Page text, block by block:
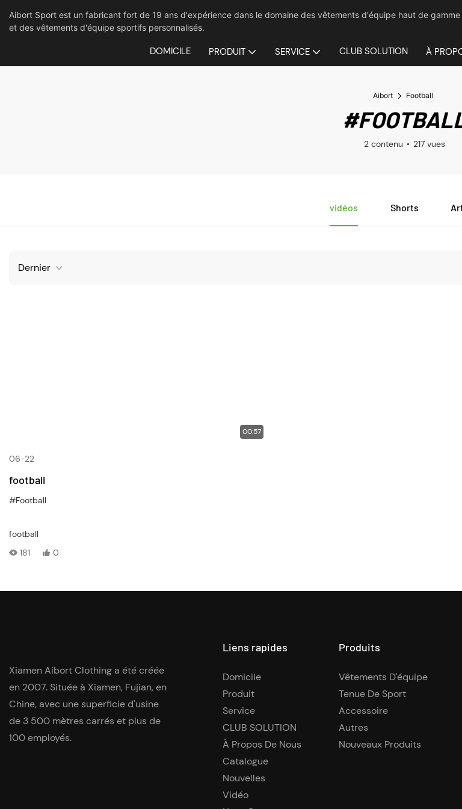
Aibort Sport est un fabricant fort de 19 ans d'expérience dans le domaine des vêtements d'équipe haut de gamme
et des vêtements d'équipe sportifs personnalisés.
DOMICILE PRODUIT SERVICE CLUB SOLUTION À
Aibort Football
2 contenu 217 vues
vidéos Shorts
Dernier
00:57
06-22
football
#Football
football
181
0
Xiamen Aibort Clothing a été créée
en 2007. Située à Xiamen, Fujian, en
Chine, avec une superficie d'usine
de 3 500 mètres carrés et plus de
100 employés.
Liens rapides
Domicile
Produit
Service
CLUB SOLUTION
À Propos De Nous
Catalogue
Nouvelles
Vidéo
Produits
Vêtements D'équipe
Tenue De Sport
Accessoire
Autres
Nouveaux Produits